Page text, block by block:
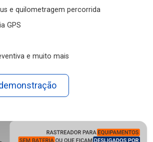
e quilometragem percorrida
GPS
e muito mais